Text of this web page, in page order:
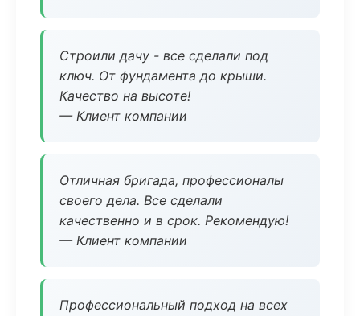
Строили дачу - все сделали под
ключ. От фундамента до крыши.
Качество на высоте!
— Клиент компании
Отличная бригада, профессионалы
своего дела. Все сделали
качественно и в срок. Рекомендую!
— Клиент компании
Профессиональный подход на всех